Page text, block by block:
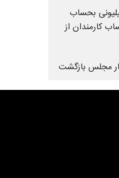
دولت با واریزی 4 میلیونی بحساب
کارمندان از
مجلس بازگشت